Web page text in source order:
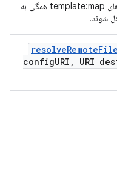
آرگومان‌های template:map همگی به
شوند.
resolveRemoteFile
configURI , URI